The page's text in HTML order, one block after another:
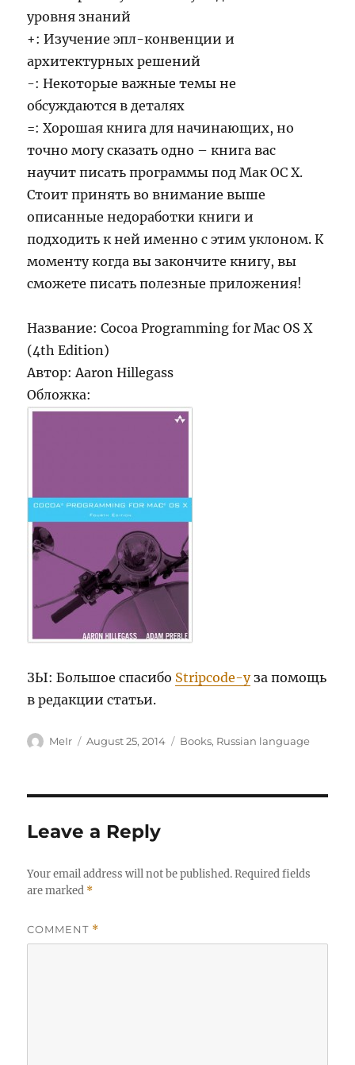
уровня знаний
+: Изучение эпл-конвенции и
архитектурных решений
-: Некоторые важные темы не
обсуждаются в деталях
=: Хорошая книга для начинающих, но
точно могу сказать одно – книга вас
научит писать программы под Мак ОС Х.
Стоит принять во внимание выше
описанные недоработки книги и
подходить к ней именно с этим уклоном. К
моменту когда вы закончите книгу, вы
сможете писать полезные приложения!
Название: Cocoa Programming for Mac OS X
(4th Edition)
Автор: Aaron Hillegass
Обложка:
ЗЫ: Большое спасибо Stripcode-уза помощь
в редакции статьи.
Author
MeIr
Posted
August 25, 2014 Categories
Books, Russian language
Leave a Reply
Your email address will not be published. Required fields
are marked *
COMMENT *